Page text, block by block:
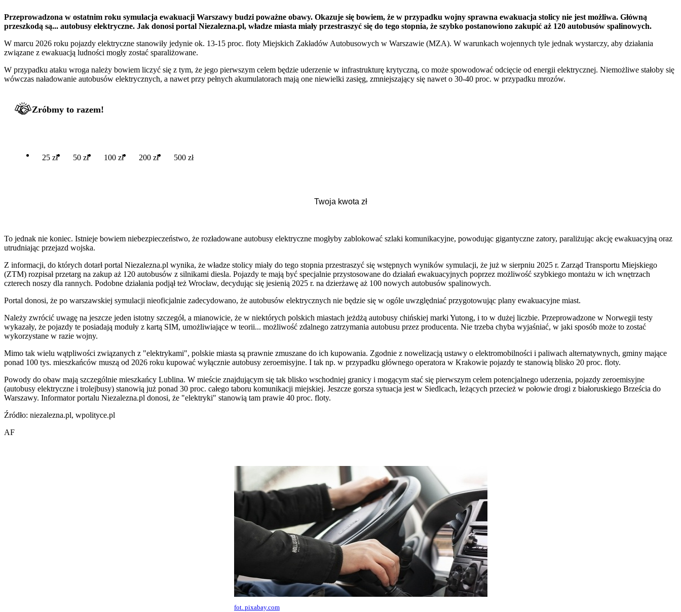
Przeprowadzona w ostatnim roku symulacja ewakuacji Warszawy budzi poważne obawy. Okazuje się bowiem, że w przypadku wojny sprawna ewakuacja stolicy nie jest możliwa. Główną
przeszkodą są... autobusy elektryczne. Jak donosi portal Niezalezna.pl, władze miasta miały przestraszyć się do tego stopnia, że szybko postanowiono zakupić aż 120 autobusów spalinowych.
W marcu 2026 roku pojazdy elektryczne stanowiły jedynie ok. 13-15 proc. floty Miejskich Zakładów Autobusowych w Warszawie (MZA). W warunkach wojennych tyle jednak wystarczy, aby działania
związane z ewakuacją ludności mogły zostać sparaliżowane.
W przypadku ataku wroga należy bowiem liczyć się z tym, że jego pierwszym celem będzie uderzenie w infrastrukturę krytyczną, co może spowodować odcięcie od energii elektrycznej. Niemożliwe stałoby się
wówczas naładowanie autobusów elektrycznych, a nawet przy pełnych akumulatorach mają one niewielki zasięg, zmniejszający się nawet o 30-40 proc. w przypadku mrozów.
Zróbmy to razem!
25 zł 50 zł 100 zł 200 zł 500 zł
To jednak nie koniec. Istnieje bowiem niebezpieczeństwo, że rozładowane autobusy elektryczne mogłyby zablokować szlaki komunikacyjne, powodując gigantyczne zatory, paraliżując akcję ewakuacyjną oraz
utrudniając przejazd wojska.
Z informacji, do których dotarł portal Niezalezna.pl wynika, że władze stolicy miały do tego stopnia przestraszyć się wstępnych wyników symulacji, że już w sierpniu 2025 r. Zarząd Transportu Miejskiego
(ZTM) rozpisał przetarg na zakup aż 120 autobusów z silnikami diesla. Pojazdy te mają być specjalnie przystosowane do działań ewakuacyjnych poprzez możliwość szybkiego montażu w ich wnętrzach
czterech noszy dla rannych. Podobne działania podjął też Wrocław, decydując się jesienią 2025 r. na dzierżawę aż 100 nowych autobusów spalinowych.
Portal donosi, że po warszawskiej symulacji nieoficjalnie zadecydowano, że autobusów elektrycznych nie będzie się w ogóle uwzględniać przygotowując plany ewakuacyjne miast.
Należy zwrócić uwagę na jeszcze jeden istotny szczegół, a mianowicie, że w niektórych polskich miastach jeżdżą autobusy chińskiej marki Yutong, i to w dużej liczbie. Przeprowadzone w Norwegii testy
wykazały, że pojazdy te posiadają moduły z kartą SIM, umożliwiające w teorii... możliwość zdalnego zatrzymania autobusu przez producenta. Nie trzeba chyba wyjaśniać, w jaki sposób może to zostać
wykorzystane w razie wojny.
Mimo tak wielu wątpliwości związanych z "elektrykami", polskie miasta są prawnie zmuszane do ich kupowania. Zgodnie z nowelizacją ustawy o elektromobilności i paliwach alternatywnych, gminy mające
ponad 100 tys. mieszkańców muszą od 2026 roku kupować wyłącznie autobusy zeroemisyjne. I tak np. w przypadku głównego operatora w Krakowie pojazdy te stanowią blisko 20 proc. floty.
Powody do obaw mają szczególnie mieszkańcy Lublina. W mieście znajdującym się tak blisko wschodniej granicy i mogącym stać się pierwszym celem potencjalnego uderzenia, pojazdy zeroemisyjne
(autobusy elektryczne i trolejbusy) stanowią już ponad 30 proc. całego taboru komunikacji miejskiej. Jeszcze gorsza sytuacja jest w Siedlcach, leżących przecież w połowie drogi z białoruskiego Brześcia do
Warszawy. Informator portalu Niezalezna.pl donosi, że "elektryki" stanowią tam prawie 40 proc. floty.
Źródło: niezalezna.pl, wpolityce.pl
AF
fot. pixabay.com